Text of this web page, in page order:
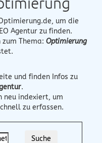
, um die
Agentur zu finden.
zum Thema: Optimierung
und finden Infos zu
.
neu indexiert, um
zu erfassen.